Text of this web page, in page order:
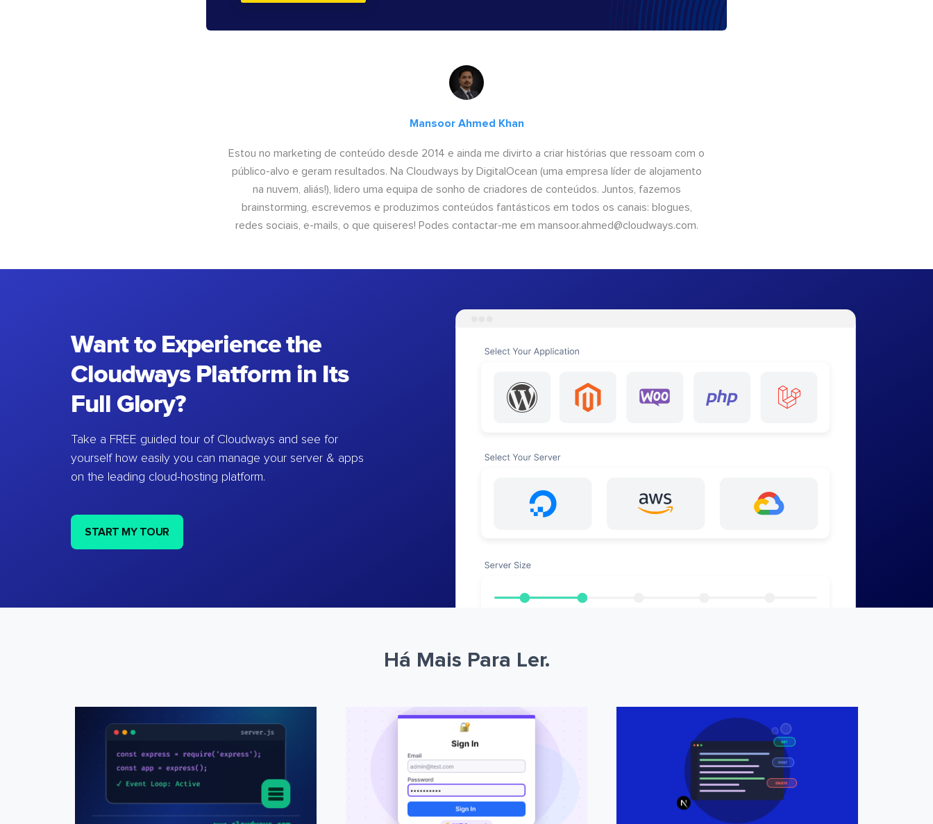
Mansoor Ahmed Khan
Estou no marketing de conteúdo desde 2014 e ainda me divirto a criar histórias que ressoam com o
público-alvo e geram resultados. Na Cloudways by DigitalOcean (uma empresa líder de alojamento
na nuvem, aliás!), lidero uma equipa de sonho de criadores de conteúdos. Juntos, fazemos
brainstorming, escrevemos e produzimos conteúdos fantásticos em todos os canais: blogues,
redes sociais, e-mails, o que quiseres! Podes contactar-me em mansoor.ahmed@cloudways.com.
Want to Experience the
Cloudways Platform in Its
Full Glory?
Take a FREE guided tour of Cloudways and see for
yourself how easily you can manage your server & apps
on the leading cloud-hosting platform.
START MY TOUR
Há Mais Para Ler.